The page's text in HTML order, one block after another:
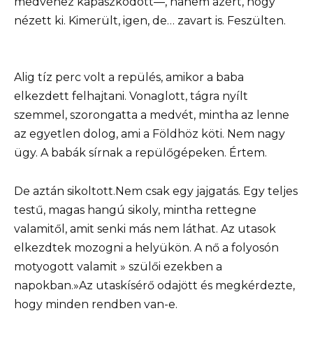
nézett ki. Kimerült, igen, de… zavart is. Feszülten.
Alig tíz perc volt a repülés, amikor a baba
elkezdett felhajtani. Vonaglott, tágra nyílt
szemmel, szorongatta a medvét, mintha az lenne
az egyetlen dolog, ami a Földhöz köti. Nem nagy
ügy. A babák sírnak a repülőgépeken. Értem.
De aztán sikoltott.Nem csak egy jajgatás. Egy teljes
testű, magas hangú sikoly, mintha rettegne
valamitől, amit senki más nem láthat. Az utasok
elkezdtek mozogni a helyükön. A nő a folyosón
motyogott valamit » szülői ezekben a
napokban.»Az utaskísérő odajött és megkérdezte,
hogy minden rendben van-e.